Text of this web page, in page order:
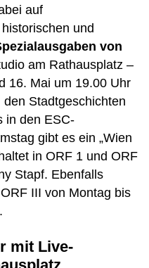
auf
und
von
am Rathausplatz –
16. Mai um 19.00 Uhr
Stadtgeschichten
in den ESC-
gibt es ein „Wien
in ORF 1 und ORF
Stapf. Ebenfalls
III von Montag bis
mit Live-